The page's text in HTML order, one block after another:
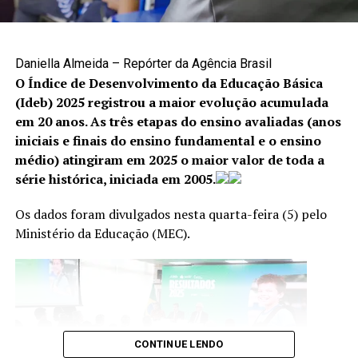
salários da categoria. “Os professores são os que
defendeu. O distrital também ressaltou que condicionar
o diálogo ao fim da paralisação é inadequado. “O
governo dizer que não vai dialogar enquanto houver
greve é um método ruim, pois a greve é um direito
constitucional e só ocorreu porque o governo não abriu
antes a porta para o diálogo”, observou.
A denúncia é uma das principais formas de interromper
canais disponíveis são:
Cisdeca – Disque 125: atendimento gratuito, de
segunda a sexta-feira, das 8h às 18h, com
atendimento 24 horas aos finais de semana e
feriados;
Disque 100: atendimento gratuito, 24 horas por dia,
Centro Integrado 18 de Maio: (61) 2244-1512 e
Daniella Almeida – Repórter da Agência Brasil
O Índice de Desenvolvimento da Educação Básica
(Ideb) 2025 registrou a maior evolução acumulada
em 20 anos. As três etapas do ensino avaliadas (anos
iniciais e finais do ensino fundamental e o ensino
médio) atingiram em 2025 o maior valor de toda a
série histórica, iniciada em 2005.
Os dados foram divulgados nesta quarta-feira (5) pelo
Ministério da Educação (MEC).
CONTINUE LENDO